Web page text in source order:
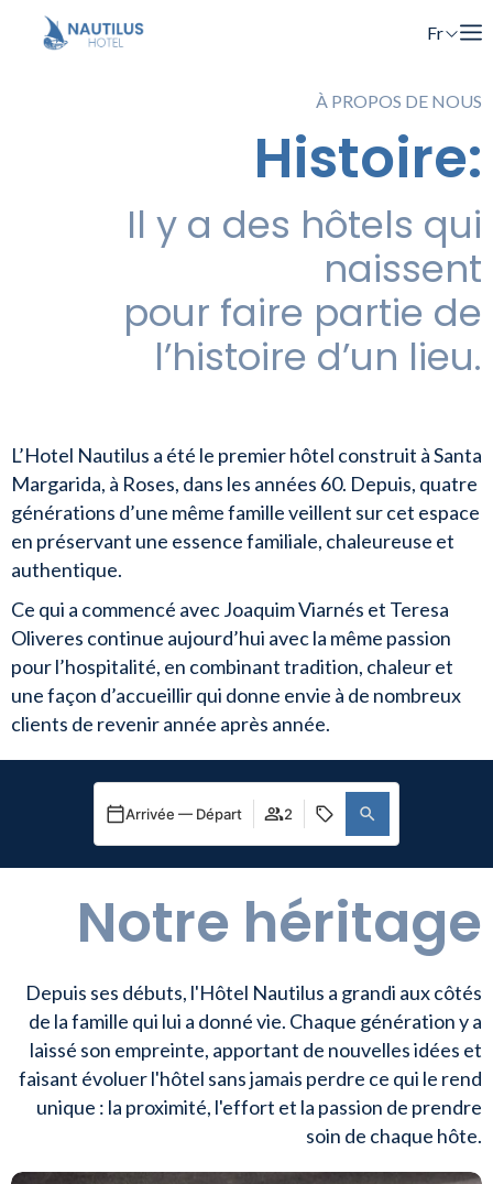
Fr
Ca
À PROPOS DE NOUS
Histoire:
Il y a des hôtels qui
naissent
pour faire partie de
l’histoire d’un lieu.
L’Hotel Nautilus a été le premier hôtel construit à Santa
Margarida, à Roses, dans les années 60. Depuis, quatre
générations d’une même famille veillent sur cet espace
en préservant une essence familiale, chaleureuse et
authentique.
Ce qui a commencé avec Joaquim Viarnés et Teresa
Oliveres continue aujourd’hui avec la même passion
pour l’hospitalité, en combinant tradition, chaleur et
une façon d’accueillir qui donne envie à de nombreux
clients de revenir année après année.
Arrivée — Départ 2
Notre héritage
Depuis ses débuts, l'Hôtel Nautilus a grandi aux côtés
de la famille qui lui a donné vie. Chaque génération y a
laissé son empreinte, apportant de nouvelles idées et
faisant évoluer l'hôtel sans jamais perdre ce qui le rend
unique : la proximité, l'effort et la passion de prendre
soin de chaque hôte.